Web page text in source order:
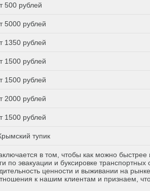
500 рублей
5000 рублей
1350 рублей
1500 рублей
1500 рублей
2000 рублей
1500 рублей
тупик
в том, чтобы как можно
по эвакуации и буксировке транспортных
ценности и выживании на
к нашим клиентам и признаем,